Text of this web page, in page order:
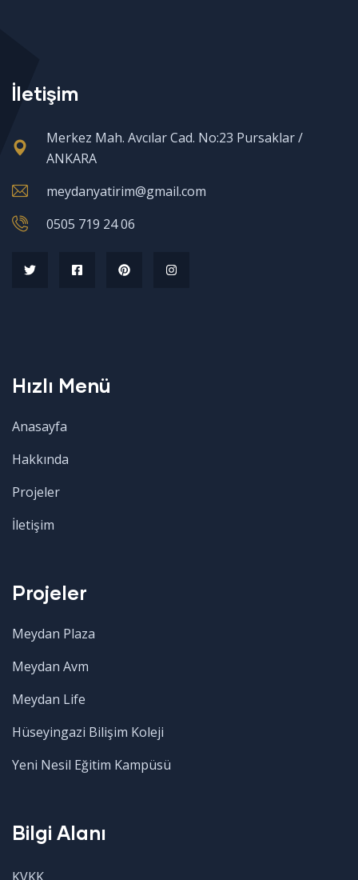
İletişim
Merkez Mah. Avcılar Cad. No:23 Pursaklar /
ANKARA
meydanyatirim@gmail.com
0505 719 24 06
Hızlı Menü
Anasayfa
Hakkında
Projeler
İletişim
Projeler
Meydan Plaza
Meydan Avm
Meydan Life
Hüseyingazi Bilişim Koleji
Yeni Nesil Eğitim Kampüsü
Bilgi Alanı